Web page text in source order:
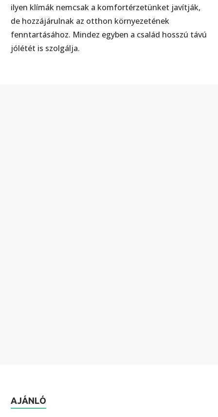
ilyen klímák nemcsak a komfortérzetünket javítják,
de hozzájárulnak az otthon környezetének
fenntartásához. Mindez egyben a család hosszú távú
jólétét is szolgálja.
AJÁNLÓ